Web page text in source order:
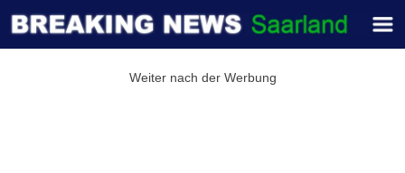
Weiter nach der Werbung